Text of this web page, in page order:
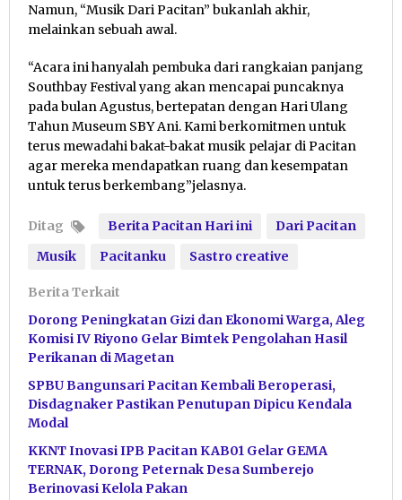
Namun, “Musik Dari Pacitan” bukanlah akhir,
melainkan sebuah awal.
“Acara ini hanyalah pembuka dari rangkaian panjang
Southbay Festival yang akan mencapai puncaknya
pada bulan Agustus, bertepatan dengan Hari Ulang
Tahun Museum SBY Ani. Kami berkomitmen untuk
terus mewadahi bakat-bakat musik pelajar di Pacitan
agar mereka mendapatkan ruang dan kesempatan
untuk terus berkembang”jelasnya.
Ditag Berita Pacitan Hari ini
Dari Pacitan
Musik
Pacitanku Sastro creative
Berita Terkait
Dorong Peningkatan Gizi dan Ekonomi Warga, Aleg
Komisi IV Riyono Gelar Bimtek Pengolahan Hasil
Perikanan di Magetan
SPBU Bangunsari Pacitan Kembali Beroperasi,
Disdagnaker Pastikan Penutupan Dipicu Kendala
Modal
KKNT Inovasi IPB Pacitan KAB01 Gelar GEMA
TERNAK, Dorong Peternak Desa Sumberejo
Berinovasi Kelola Pakan